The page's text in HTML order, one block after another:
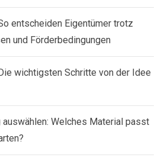
entscheiden Eigentümer trotz
und Förderbedingungen
wichtigsten Schritte von der Idee
Welches Material passt